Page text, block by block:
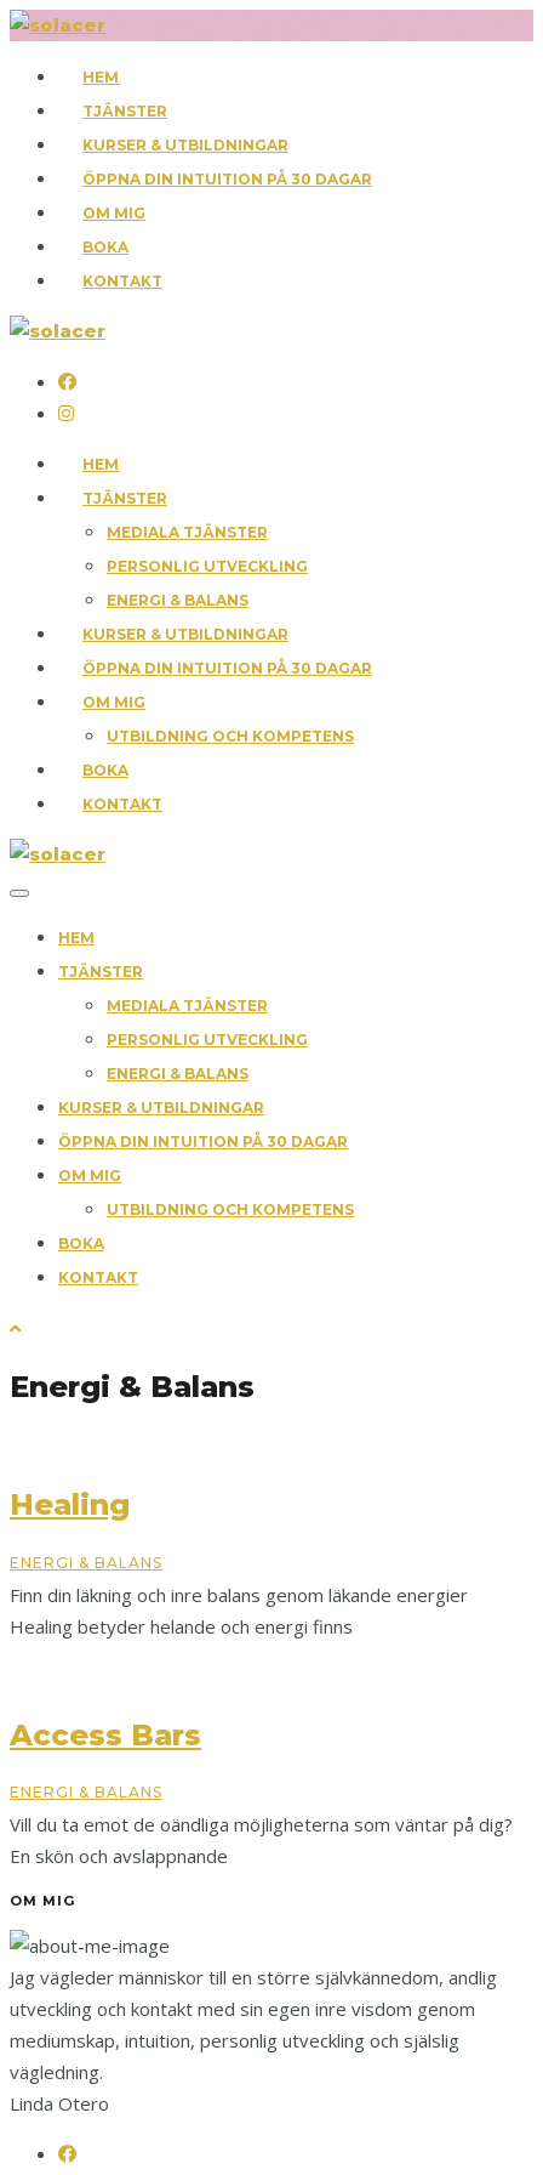
HEM
TJÄNSTER
KURSER & UTBILDNINGAR
ÖPPNA DIN INTUITION PÅ 30 DAGAR
OM MIG
BOKA
KONTAKT
HEM
TJÄNSTER
MEDIALA TJÄNSTER
PERSONLIG UTVECKLING
ENERGI & BALANS
KURSER & UTBILDNINGAR
ÖPPNA DIN INTUITION PÅ 30 DAGAR
OM MIG
UTBILDNING OCH KOMPETENS
BOKA
KONTAKT
HEM
TJÄNSTER
MEDIALA TJÄNSTER
PERSONLIG UTVECKLING
ENERGI & BALANS
KURSER & UTBILDNINGAR
ÖPPNA DIN INTUITION PÅ 30 DAGAR
OM MIG
UTBILDNING OCH KOMPETENS
BOKA
KONTAKT
Energi & Balans
Healing
ENERGI & BALANS
Finn din läkning och inre balans genom läkande energier
Healing betyder helande och energi finns
Access Bars
ENERGI & BALANS
Vill du ta emot de oändliga möjligheterna som väntar på dig?
En skön och avslappnande
OM MIG
Jag vägleder människor till en större självkännedom, andlig
utveckling och kontakt med sin egen inre visdom genom
mediumskap, intuition, personlig utveckling och själslig
vägledning.
Linda Otero